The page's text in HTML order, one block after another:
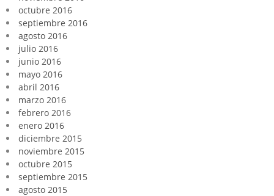
octubre 2016
septiembre 2016
agosto 2016
julio 2016
junio 2016
mayo 2016
abril 2016
marzo 2016
febrero 2016
enero 2016
diciembre 2015
noviembre 2015
octubre 2015
septiembre 2015
agosto 2015